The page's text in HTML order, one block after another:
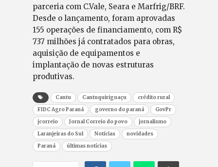
parceria com C.Vale, Seara e Marfrig/BRF.
Desde o lançamento, foram aprovadas
155 operações de financiamento, com R$
737 milhões já contratados para obras,
aquisição de equipamentos e
implantação de novas estruturas
produtivas.
Cantu Cantuquiriguaçu
crédito rural
FIDC Agro Paraná
governo do paraná
GovPr
jcorreio
Jornal Correio do povo
jornalismo
Laranjeiras do Sul
Notícias
novidades
Paraná
últimas notícias